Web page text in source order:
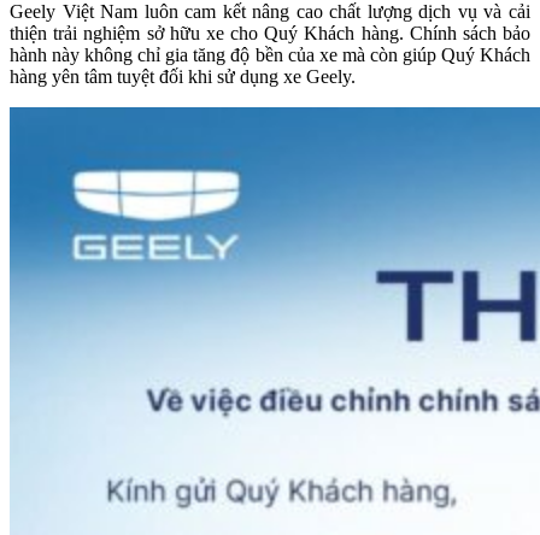
Geely Việt Nam luôn cam kết nâng cao chất lượng dịch vụ và cải
thiện trải nghiệm sở hữu xe cho Quý Khách hàng. Chính sách bảo
hành này không chỉ gia tăng độ bền của xe mà còn giúp Quý Khách
hàng yên tâm tuyệt đối khi sử dụng xe Geely.